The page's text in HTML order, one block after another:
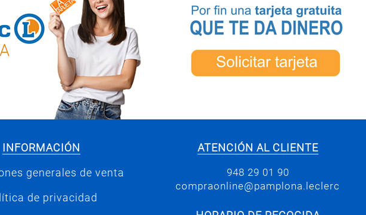
INFORMACIÓN
generales de venta
de privacidad
ATENCIÓN AL CLIENTE
948 29 01 90
compraonline@pamplona.leclerc